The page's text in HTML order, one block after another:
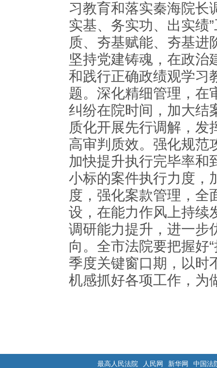
习教育和落实秦海院长
实基、务实功、出实绩
质、夯基赋能、夯基进
坚持党建铸魂，在政治
和践行正确政绩观学习
题。深化精细管理，在
纠纷在院时间，加大结
质化开展先行调解，发
高审判质效。强化规范
加快提升执行完毕率和
小标的案件执行力度，
度，强化案款管理，全
设，在能力作风上持续
调研能力提升，进一步
向。全市法院要把握好
季度关键窗口期，以时
机感抓好各项工作，为
最高人民法院 人民网 新华网 中国法